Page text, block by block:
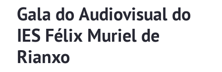
Gala do Audiovisual do
IES Félix Muriel de
Rianxo